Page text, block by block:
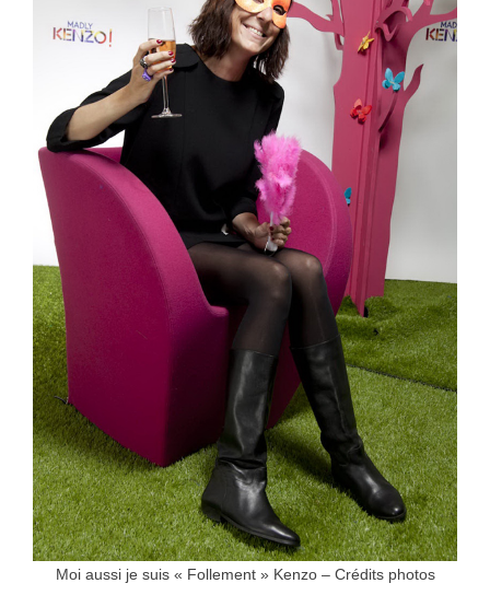
Moi aussi je suis « Follement » Kenzo – Crédits photos